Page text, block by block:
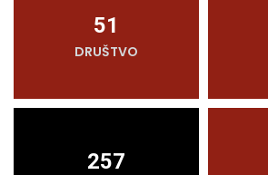
51
DRUŠTVO
257